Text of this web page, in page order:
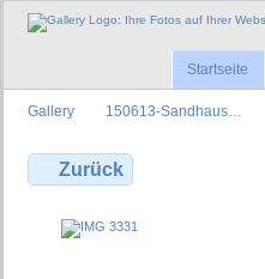
Startseite
Gallery 150613-Sandhaus…
Zurück